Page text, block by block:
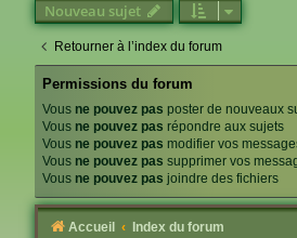
Nouveau sujet
Retourner à l’index du forum
Permissions du forum
Vous ne pouvez pas poster de nouveaux
Vous ne pouvez pas répondre aux sujets
Vous ne pouvez pas modifier vos
Vous ne pouvez pas supprimer vos
Vous ne pouvez pas joindre des fichiers
Accueil Index du forum